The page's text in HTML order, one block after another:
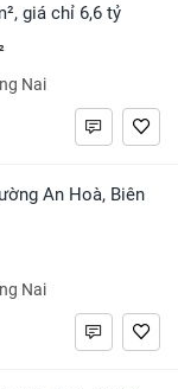
giá chỉ 6,6 tỷ
Nai
Nai